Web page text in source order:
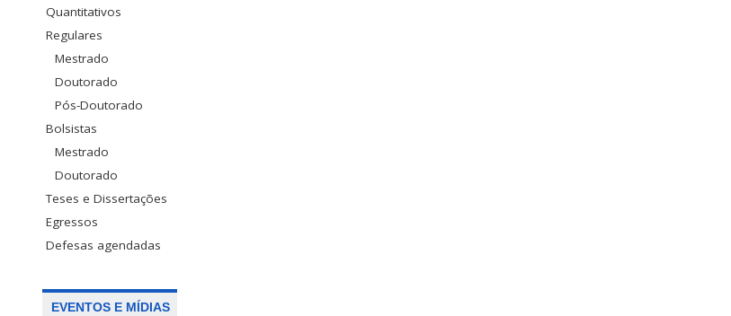
Quantitativos
Regulares
Mestrado
Doutorado
Pós-Doutorado
Bolsistas
Mestrado
Doutorado
Teses e Dissertações
Egressos
Defesas agendadas
EVENTOS E MÍDIAS